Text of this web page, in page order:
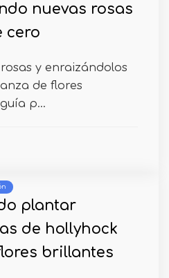
nuevas rosas
cero
y enraizándolos
de flores
p...
plantar
de hollyhock
brillantes